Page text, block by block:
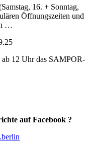
16. + Sonntag,
Öffnungszeiten und
…
12 Uhr das SAMPOR-
auf Facebook ?